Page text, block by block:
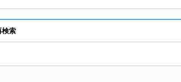
検索